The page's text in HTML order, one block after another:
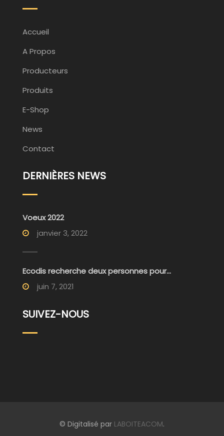
Accueil
A Propos
Producteurs
Produits
E-Shop
News
Contact
DERNIÈRES NEWS
Voeux 2022
janvier 3, 2022
Ecodis recherche deux personnes pour...
juin 7, 2021
SUIVEZ-NOUS
© Digitalisé par LABOITEACOM.